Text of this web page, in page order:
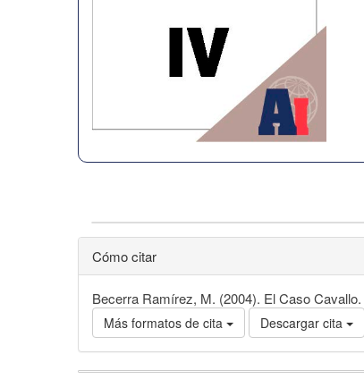
Cómo citar
Becerra Ramírez, M. (2004). El Caso Cavallo.
Más formatos de cita Descargar cita